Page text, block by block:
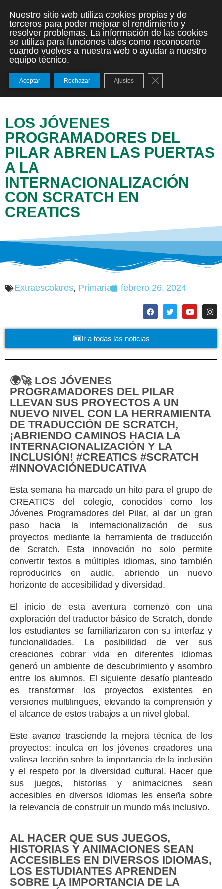
LOS JÓVENES
PROGRAMADORES DEL
PILAR ABREN LAS PUERTAS
A LA
INTERNACIONALIZACIÓN
CON SCRATCH EN
CREATICS
Extraescolares, Primaria febrero 26, 2024
Ir a todas las noticias
🌍🚀 LOS JÓVENES
PROGRAMADORES DEL PILAR
LLEVAN SUS PROYECTOS A UN
NUEVO NIVEL CON LA HERRAMIENTA
DE TRADUCCIÓN DE SCRATCH,
¡ABRIENDO CAMINOS HACIA LA
INTERNACIONALIZACIÓN Y LA
INCLUSIÓN! #CREATICS #SCRATCH
#INNOVACIÓNEDUCATIVA
Esta semana ha marcado un hito para el grupo de
CREATICS del colegio, conocidos como los
Jóvenes Programadores del Pilar, al dar un gran
paso hacia la internacionalización de sus
proyectos mediante la herramienta de traducción
de Scratch. Esta innovación no solo permite
convertir textos a múltiples idiomas, sino también
reproducirlos en audio, abriendo un nuevo
horizonte de accesibilidad y diversidad.
El inicio de esta aventura comenzó con una
exploración del traductor básico de Scratch, donde
los estudiantes se familiarizaron con su interfaz y
funcionalidades. La posibilidad de ver sus
creaciones cobrar vida en diferentes idiomas
generó un ambiente de descubrimiento y asombro
entre los alumnos. El siguiente desafío planteado
es transformar los proyectos existentes en
versiones multilingües, elevando la comprensión y
el alcance de estos trabajos a un nivel global.
Este avance trasciende la mejora técnica de los
proyectos; inculca en los jóvenes creadores una
valiosa lección sobre la importancia de la inclusión
y el respeto por la diversidad cultural. Hacer que
sus juegos, historias y animaciones sean
accesibles en diversos idiomas les enseña sobre
la relevancia de construir un mundo más inclusivo.
AL HACER QUE SUS JUEGOS,
HISTORIAS Y ANIMACIONES SEAN
ACCESIBLES EN DIVERSOS IDIOMAS,
LOS ESTUDIANTES APRENDEN
SOBRE LA IMPORTANCIA DE LA
Nuestro sitio web utiliza cookies propias y de
terceros para poder mejorar el rendimiento y
resolver problemas. La información de las cookies
se utiliza para funciones tales como reconocerte
cuando vuelves a nuestra web o ayudar a nuestro
equipo técnico.
Aceptar Rechazar Ajustes Cerrar el banner de